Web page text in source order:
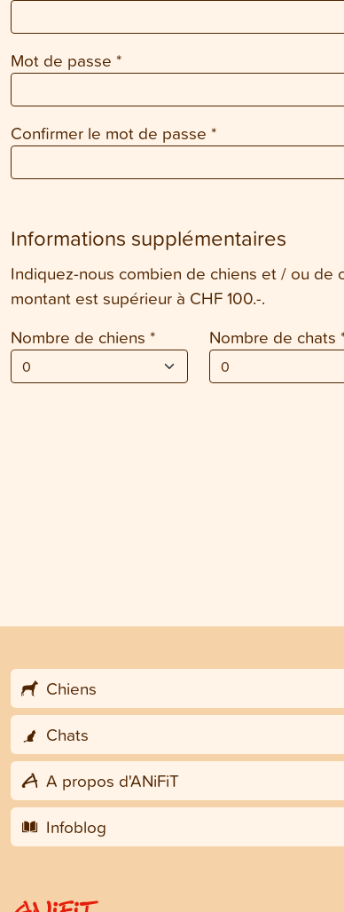
Mot de passe *
Confirmer le mot de passe *
Informations supplémentaires
Indiquez-nous combien de chiens et / ou de
montant est supérieur à CHF 100.-.
Nombre de chiens * Nombre de chats
Chiens
Chats
A propos d'ANiFiT
Infoblog